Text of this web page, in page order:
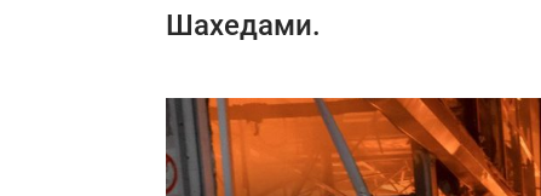
Шахедами.